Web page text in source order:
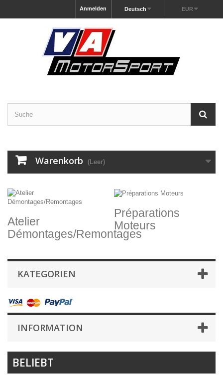
EUR
Deutsch
Anmelden
Warenkorb (Leer)
Atelier
Démontages/Remontages
Préparations
Moteurs
KATEGORIEN
INFORMATION
BELIEBT